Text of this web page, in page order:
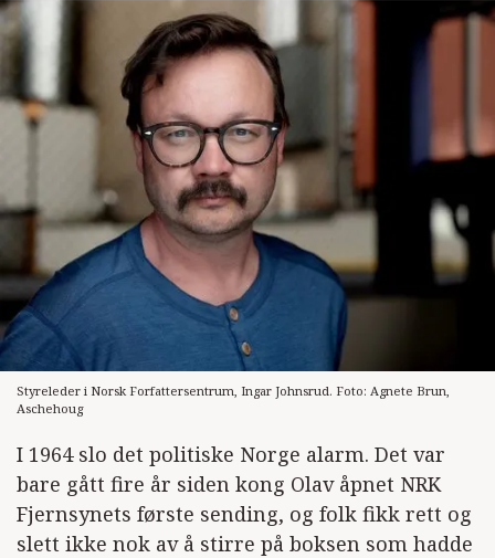
Styreleder i Norsk Forfattersentrum, Ingar Johnsrud. Foto: Agnete Brun,
Aschehoug
I 1964 slo det politiske Norge alarm. Det var
bare gått fire år siden kong Olav åpnet NRK
Fjernsynets første sending, og folk fikk rett og
slett ikke nok av å stirre på boksen som hadde